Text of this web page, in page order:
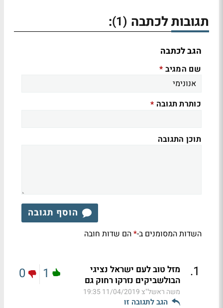
תגובות לכתבה (1)
:
הגב לכתבה
שם המגיב *
כותרת תגובה *
תוכן התגובה
הוסף תגובה
השדות המסומנים ב-*הם שדות חובה
1
.
מזל טוב לעם ישראל נציגי
הבולשביקים נזרקו רחוק גם
משה ראשל"צ 11/04/2019 19:35
הגב לתגובה זו
1
0